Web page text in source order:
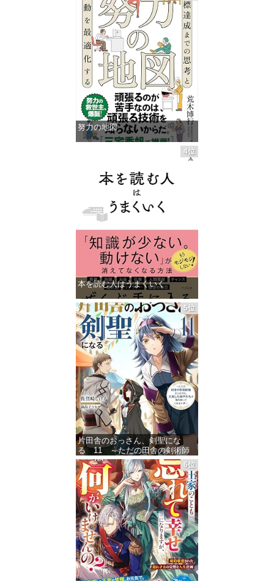
努力の地図
価格：¥1,485
4位
本を読む人はうまくいく
価格：¥1,485
5位
片田舎のおっさん、剣聖にな
る 11 ～ただの田舎の剣術師
範だったのに、大成した弟子た
ちが俺を放ってくれない件～ (デ
ジタル版SQEXノベル)
価格：¥1,430
6位